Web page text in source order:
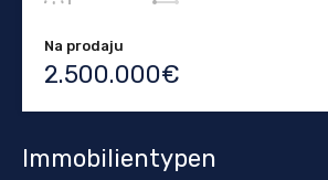
Na prodaju
2.500.000€
Immobilientypen